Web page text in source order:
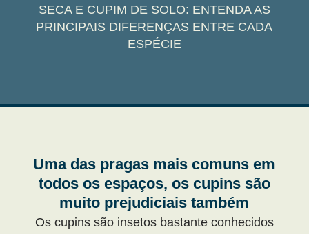
SECA E CUPIM DE SOLO: ENTENDA AS
PRINCIPAIS DIFERENÇAS ENTRE CADA
ESPÉCIE
Uma das pragas mais comuns em
todos os espaços, os cupins são
muito prejudiciais também
Os cupins são insetos bastante conhecidos